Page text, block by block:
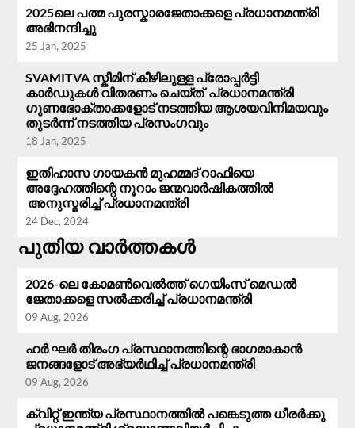
2025ലെ പത്മ പുരസ്കാരജേതാക്കളെ പ്രധാനമന്ത്രി
അഭിനന്ദിച്ചു
25 Jan, 2025
SVAMITVA സ്കീമിന് കീഴിലുള്ള പ്രോപ്പർട്ടി
കാർഡുകൾ വിതരണം ചെയ്ത് പ്രധാനമന്ത്രി
ഗുണഭോക്താക്കളോട് നടത്തിയ ആശയവിനിമയവും
തുടർന്ന് നടത്തിയ പ്രസം​ഗവും
18 Jan, 2025
ഇതിഹാസ ഗായകൻ മുഹമ്മദ് റാഫിയെ
അദ്ദേഹത്തിന്റെ നൂറാം ജന്മവാർഷികത്തിൽ
അനുസ്മരിച്ച് പ്രധാനമന്ത്രി
24 Dec, 2024
പുതിയ വാർത്തകൾ
2026-ലെ കോമൺവെൽത്ത് ഗെയിംസ് മെഡൽ
ജേതാക്കളെ സൽക്കരിച്ച് പ്രധാനമന്ത്രി
09 Aug, 2026
ഹർ ഘർ തിരംഗ പ്രസ്ഥാനത്തിന്റെ ഭാഗമാകാൻ
ജനങ്ങളോട് അഭ്യർഥിച്ച് പ്രധാനമന്ത്രി
09 Aug, 2026
ക്വിറ്റ് ഇന്ത്യ പ്രസ്ഥാനത്തിൽ പങ്കെടുത്ത ധീരർക്കു